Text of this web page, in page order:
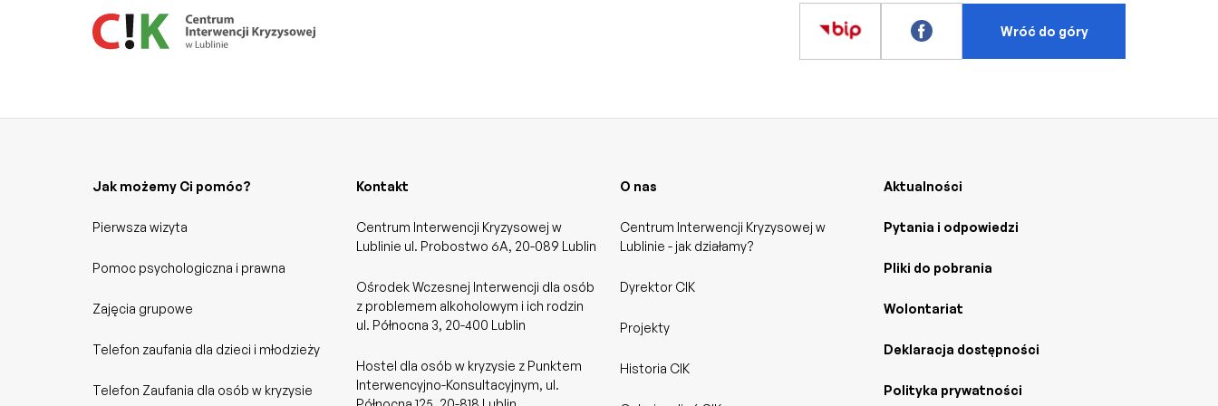
Wróć do góry
Jak możemy Ci pomóc?
Pierwsza wizyta
Pomoc psychologiczna i prawna
Zajęcia grupowe
Telefon zaufania dla dzieci i młodzieży
Telefon Zaufania dla osób w kryzysie
Kontakt
Centrum Interwencji Kryzysowej w
Lublinie ul. Probostwo 6A, 20-089 Lublin
Ośrodek Wczesnej Interwencji dla osób
z problemem alkoholowym i ich rodzin
ul. Północna 3, 20-400 Lublin
Hostel dla osób w kryzysie z Punktem
Interwencyjno-Konsultacyjnym, ul.
O nas
Centrum Interwencji Kryzysowej w
Lublinie - jak działamy?
Dyrektor CIK
Projekty
Historia CIK
Aktualności
Pytania i odpowiedzi
Pliki do pobrania
Wolontariat
Deklaracja dostępności
Polityka prywatności